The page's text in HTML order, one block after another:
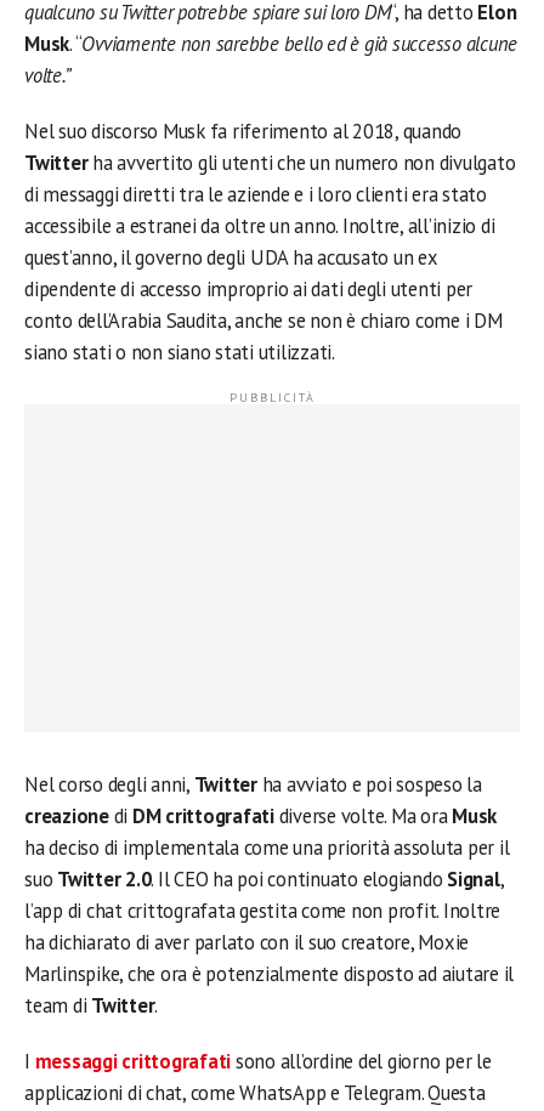
qualcuno su Twitter potrebbe spiare sui loro DM“, ha detto Elon
Musk. “Ovviamente non sarebbe bello ed è già successo alcune
volte.”
Nel suo discorso Musk fa riferimento al 2018, quando
Twitterha avvertito gli utenti che un numero non divulgato
di messaggi diretti tra le aziende e i loro clienti era stato
accessibile a estranei da oltre un anno. Inoltre, all’inizio di
quest’anno, il governo degli UDA ha accusato un ex
dipendente di accesso improprio ai dati degli utenti per
conto dell’Arabia Saudita, anche se non è chiaro come i DM
siano stati o non siano stati utilizzati.
Nel corso degli anni, Twitter ha avviato e poi sospeso la
creazionedi DM crittografatidiverse volte. Ma oraMusk
ha deciso di implementala come una priorità assoluta per il
suo Twitter 2.0. Il CEO ha poi continuato elogiando Signal,
l’app di chat crittografata gestita come non profit. Inoltre
ha dichiarato di aver parlato con il suo creatore, Moxie
Marlinspike, che ora è potenzialmente disposto ad aiutare il
team di Twitter.
I messaggi crittografatisono all’ordine del giorno per le
applicazioni di chat, come WhatsApp e Telegram. Questa